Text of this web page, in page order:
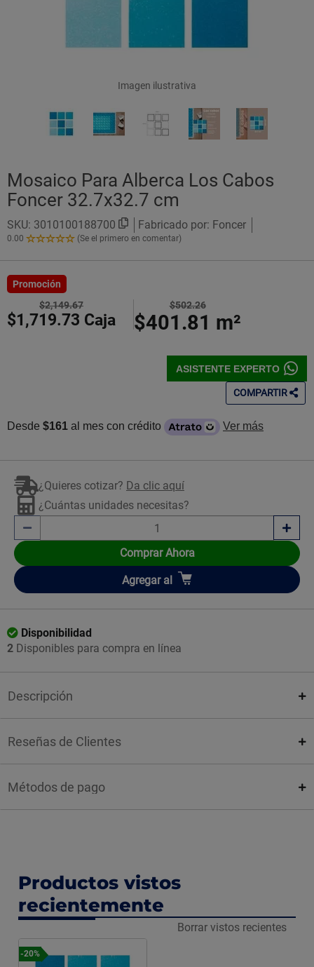
Imagen ilustrativa
Mosaico Para Alberca Los Cabos
Foncer 32.7x32.7 cm
SKU: 3010100188700 Fabricado por: Foncer
0.00
0.00
Estrellas!
(Se el primero en comentar)
Promoción
$2,149.67
$1,719.73 Caja
$502.26
$401.81 m²
ASISTENTE EXPERTO
COMPARTIR
Desde $161 al mes con crédito Ver más
¿Quieres cotizar? Da clic aquí
¿Cuántas unidades necesitas?
Comprar Ahora
Añadir
Agregar al
Disponibilidad
2 Disponibles para compra en línea
Descripción
Reseñas de Clientes
Métodos de pago
Productos vistos
recientemente
Borrar vistos recientes
-20%